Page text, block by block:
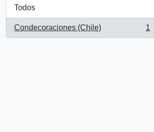
Todos
Condecoraciones (Chile)
, 1 resultados
1